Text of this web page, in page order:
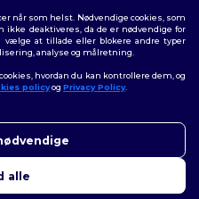
når som helst. Nødvendige cookies, som
deaktiveres, da de er nødvendige for
at tillade eller blokere andre typer
analyse og målretning.
hvordan du kan kontrollere dem, og
policyog Privacy Policy.
alle